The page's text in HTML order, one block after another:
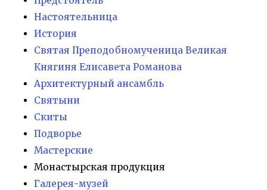
Настоятельница
История
Святая Преподобномученица Великая
Княгиня Елисавета Романова
Архитектурный ансамбль
Святыни
Скиты
Подворье
Мастерские
Монастырская продукция
Галерея-музей